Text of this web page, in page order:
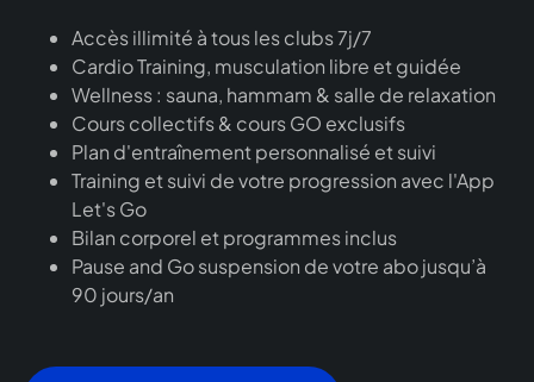
Accès illimité à tous les clubs 7j/7
Cardio Training, musculation libre et guidée
Wellness : sauna, hammam & salle de relaxation
Cours collectifs & cours GO exclusifs
Plan d'entraînement personnalisé et suivi
Training et suivi de votre progression avec l'App
Let's Go
Bilan corporel et programmes inclus
Pause and Go suspension de votre abo jusqu’à
90 jours/an